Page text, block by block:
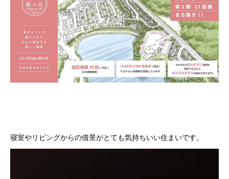
寝室やリビングからの借景がとても気持ちいい住まいです。